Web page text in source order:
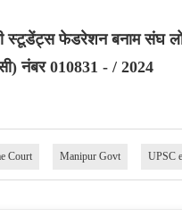
स्टूडेंट्स फेडरेशन बनाम संघ
नंबर 010831 - / 2024
Court Manipur Govt UPSC